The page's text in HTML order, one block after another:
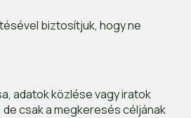
biztosítjuk, hogy ne
adatok közlése vagy iratok
csak a megkeresés céljának